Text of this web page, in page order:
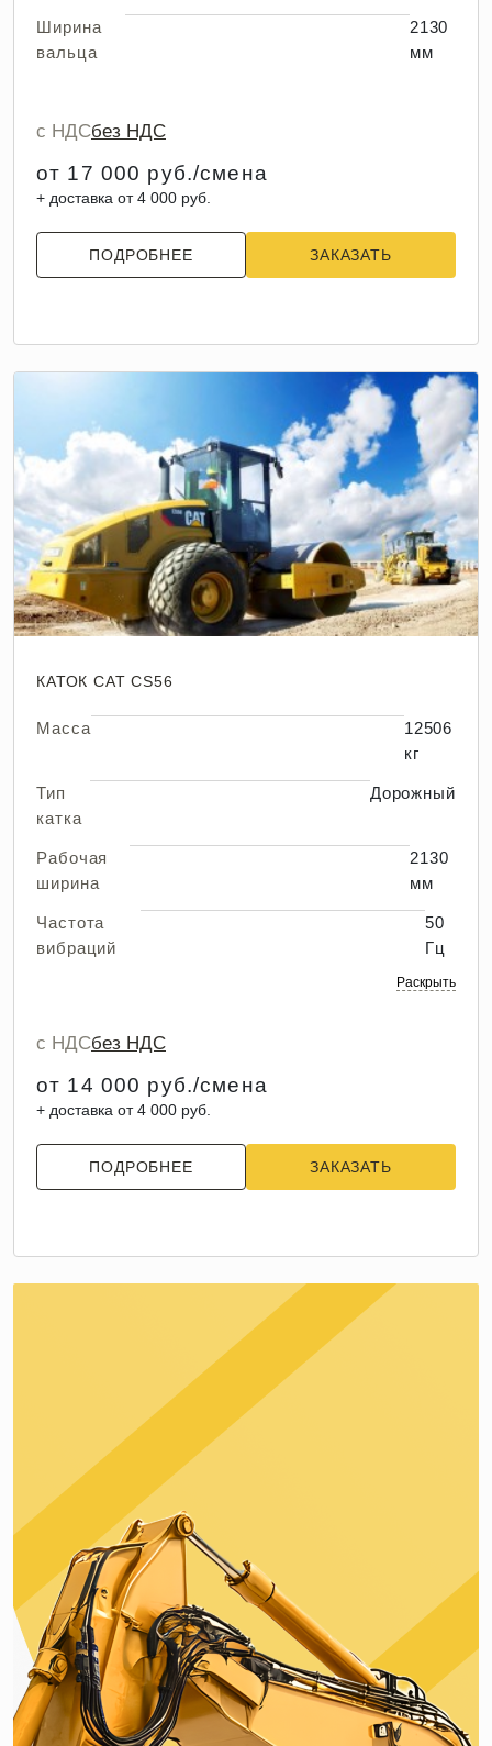
Ширина
вальца
2130
мм
с НДСбез НДС
от 17 000 руб./смена
+ доставка от 4 000 руб.
ПОДРОБНЕЕ ЗАКАЗАТЬ
КАТОК CAT CS56
Масса
12506
кг
Тип
катка
Дорожный
Рабочая
ширина
2130
мм
Частота
вибраций
50
Гц
Раскрыть
с НДСбез НДС
от 14 000 руб./смена
+ доставка от 4 000 руб.
ПОДРОБНЕЕ ЗАКАЗАТЬ